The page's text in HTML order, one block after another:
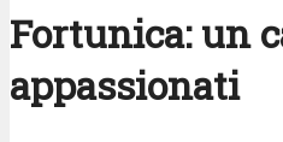
Fortunica: un
appassionati